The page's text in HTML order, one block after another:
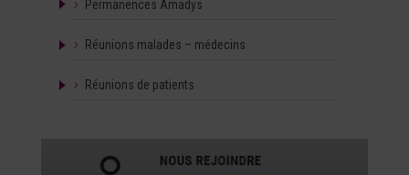
Permanences Amadys
Réunions malades – médecins
Réunions de patients